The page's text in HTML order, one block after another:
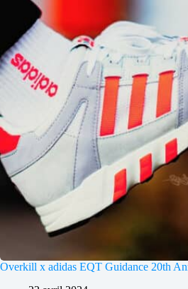
Overkill x adidas EQT Guidance 20th